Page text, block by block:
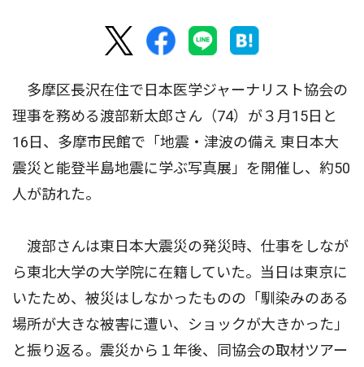
多摩区長沢在住で日本医学ジャーナリスト協会の
理事を務める渡部新太郎さん（74）が３月15日と
16日、多摩市民館で「地震・津波の備え 東日本大
震災と能登半島地震に学ぶ写真展」を開催し、約50
人が訪れた。
渡部さんは東日本大震災の発災時、仕事をしなが
ら東北大学の大学院に在籍していた。当日は東京に
いたため、被災はしなかったものの「馴染みのある
場所が大きな被害に遭い、ショックが大きかった」
と振り返る。震災から１年後、同協会の取材ツアー